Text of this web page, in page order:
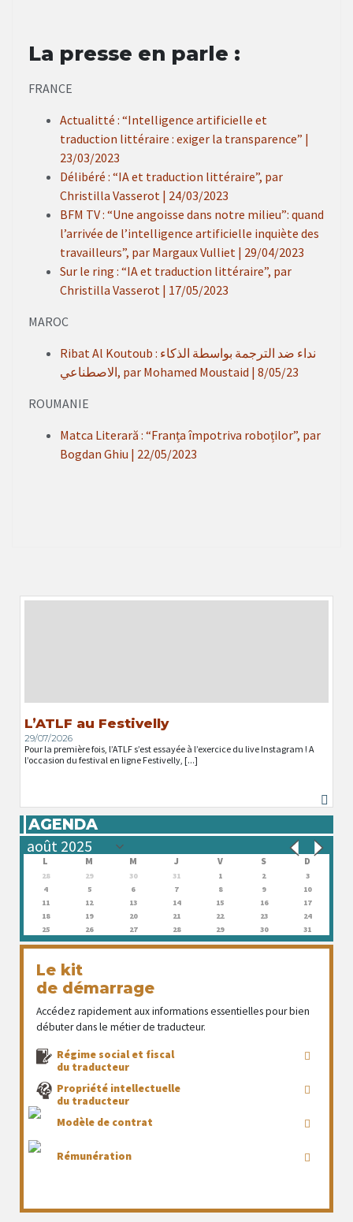
La presse en parle :
FRANCE
Actualitté : “Intelligence artificielle et
traduction littéraire : exiger la transparence” |
23/03/2023
Délibéré : “IA et traduction littéraire”, par
Christilla Vasserot | 24/03/2023
BFM TV : “Une angoisse dans notre milieu”: quand
l’arrivée de l’intelligence artificielle inquiète des
travailleurs”, par Margaux Vulliet | 29/04/2023
Sur le ring : “IA et traduction littéraire”, par
Christilla Vasserot | 17/05/2023
MAROC
Ribat Al Koutoub : نداء ضد الترجمة بواسطة الذكاء
الاصطناعي, par Mohamed Moustaid | 8/05/23
ROUMANIE
Matca Literară : “Franța împotriva roboților”, par
Bogdan Ghiu | 22/05/2023
L’ATLF au Festivelly
29/07/2026
Pour la première fois, l’ATLF s’est essayée à l’exercice du live Instagram ! A
l’occasion du festival en ligne Festivelly, [...]
AGENDA
L M M J V S D
28 29 30 31 1 2
3
4
5 6 7 8 9
10
11
12 13 14 15 16
17
18
19 20 21 22 23
24
25
26 27 28 29 30 31
Le kit
de démarrage
Accédez rapidement aux informations essentielles pour bien
débuter dans le métier de traducteur.
Régime social et fiscal
du traducteur
Propriété intellectuelle
du traducteur
Modèle de contrat
Rémunération